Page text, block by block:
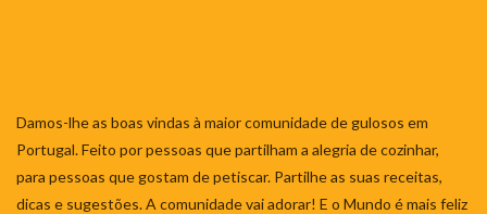
Damos-lhe as boas vindas à maior comunidade de gulosos em
Portugal. Feito por pessoas que partilham a alegria de cozinhar,
para pessoas que gostam de petiscar. Partilhe as suas receitas,
dicas e sugestões. A comunidade vai adorar! E o Mundo é mais feliz